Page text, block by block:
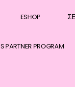
ESHOP
PARTNER PROGRAM